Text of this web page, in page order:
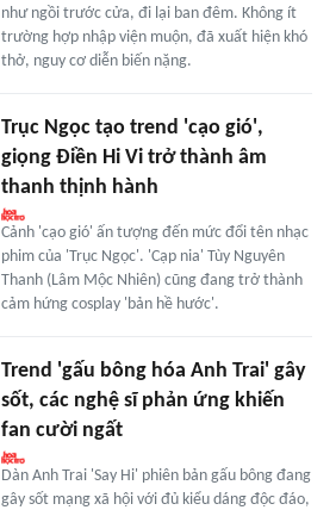
như ngồi trước cửa, đi lại ban đêm. Không ít
trường hợp nhập viện muộn, đã xuất hiện khó
thở, nguy cơ diễn biến nặng.
Trục Ngọc tạo trend 'cạo gió',
giọng Điền Hi Vi trở thành âm
thanh thịnh hành
Cảnh 'cạo gió' ấn tượng đến mức đổi tên nhạc
phim của 'Trục Ngọc'. 'Cạp nia' Tùy Nguyên
Thanh (Lâm Mộc Nhiên) cũng đang trở thành
cảm hứng cosplay 'bản hề hước'.
Trend 'gấu bông hóa Anh Trai' gây
sốt, các nghệ sĩ phản ứng khiến
fan cười ngất
Dàn Anh Trai 'Say Hi' phiên bản gấu bông đang
gây sốt mạng xã hội với đủ kiểu dáng độc đáo,